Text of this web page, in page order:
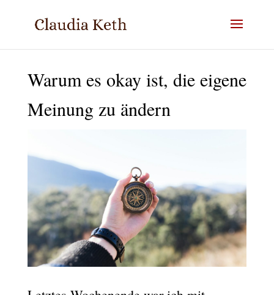
Warum es okay ist, die eigene
Meinung zu ändern